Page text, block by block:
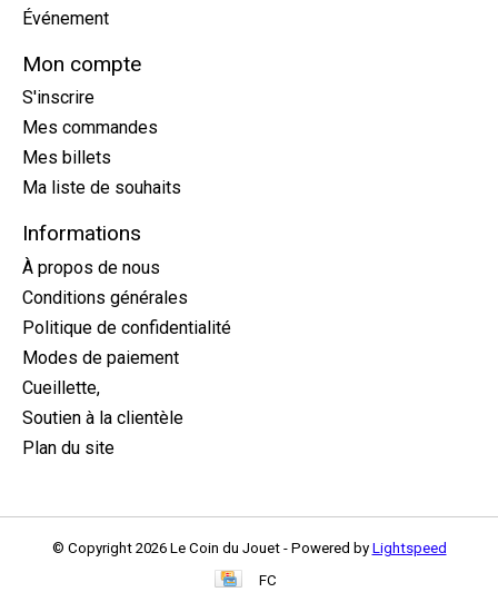
Événement
Mon compte
S'inscrire
Mes commandes
Mes billets
Ma liste de souhaits
Informations
À propos de nous
Conditions générales
Politique de confidentialité
Modes de paiement
Cueillette,
Soutien à la clientèle
Plan du site
© Copyright 2026 Le Coin du Jouet - Powered by Lightspeed
FC